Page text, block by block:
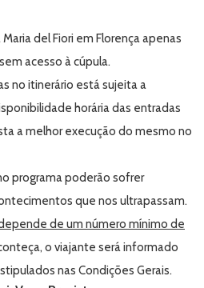
del Fiori em Florença apenas
acesso à cúpula.
no itinerário está sujeita a
horária das entradas
a melhor execução do mesmo no
programa poderão sofrer
que nos ultrapassam.
de um número mínimo de
o viajante será informado
nas Condições Gerais.